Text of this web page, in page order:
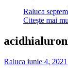
Raluca
Citește mai
Raluca iunie 4, 2021